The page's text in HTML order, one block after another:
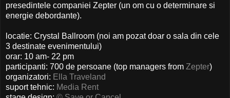
presedintele companiei Zepter (un om cu o determinare si
energie debordante).
locatie: Crystal Ballroom (noi am pozat doar o sala din cele
3 destinate evenimentului)
orar: 10 am- 22 pm
participanti: 700 de persoane (top managers from Zepter)
organizatori: Ella Traveland
suport tehnic: Media Rent